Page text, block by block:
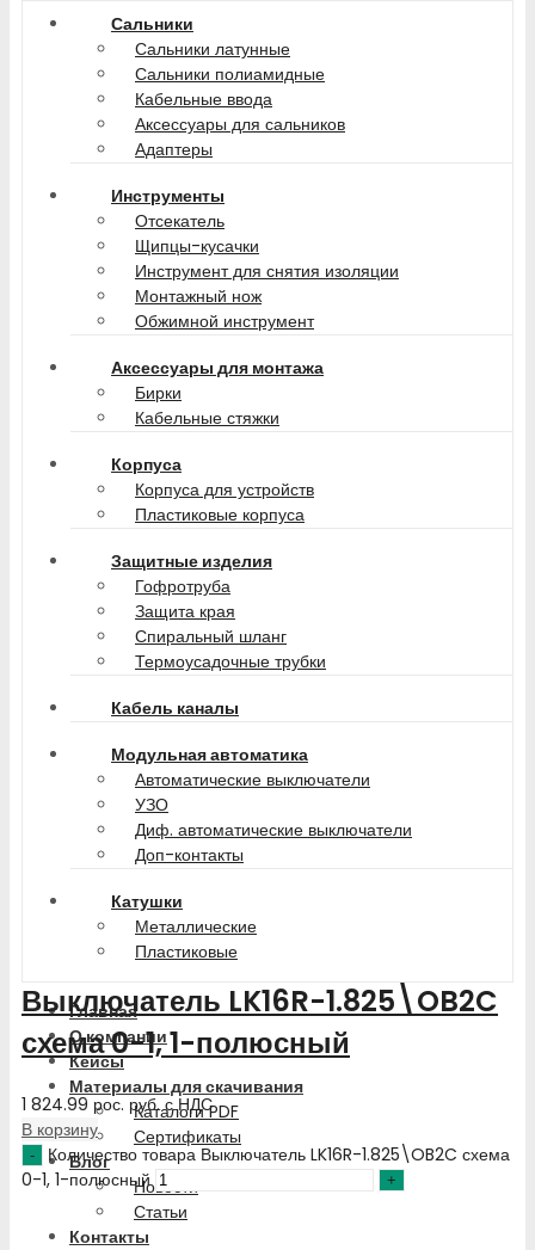
Сальники
Сальники латунные
Сальники полиамидные
Кабельные ввода
Аксессуары для сальников
Адаптеры
Инструменты
Отсекатель
Щипцы-кусачки
Инструмент для снятия изоляции
Монтажный нож
Обжимной инструмент
Аксессуары для монтажа
Бирки
Кабельные стяжки
Корпуса
Корпуса для устройств
Пластиковые корпуса
Защитные изделия
Гофротруба
Защита края
Спиральный шланг
Термоусадочные трубки
Кабель каналы
Модульная автоматика
Автоматические выключатели
УЗО
Диф. автоматические выключатели
Доп-контакты
Катушки
Металлические
Пластиковые
Главная
О компании
Кейсы
Материалы для скачивания
Каталоги PDF
Сертификаты
Блог
Новости
Статьи
Контакты
Выключатель LK16R-1.825\OB2C
схема 0-1, 1-полюсный
1 824.99 рос. руб.с НДС
В корзину
Количество товара Выключатель LK16R-1.825\OB2C схема
0-1, 1-полюсный